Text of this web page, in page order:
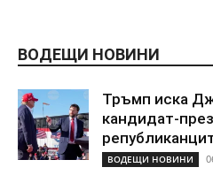
ВОДЕЩИ НОВИНИ
Тръмп иска
кандидат-
ВОДЕЩИ НОВИНИ